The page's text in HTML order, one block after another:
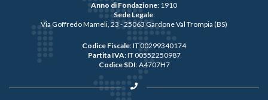
Anno di Fondazione: 1910
Sede Legale:
Via Goffredo Mameli, 23 - 25063 Gardone Val Trompia (BS)
Codice Fiscale: IT 00299340174
Partita IVA: IT 00552250987
Codice SDI: A4707H7